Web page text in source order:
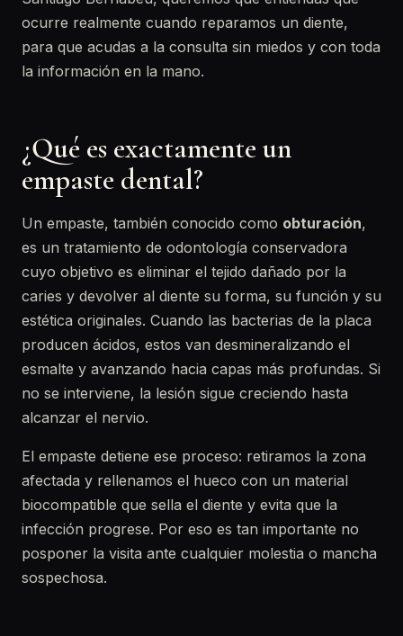
ocurre realmente cuando reparamos un diente,
para que acudas a la consulta sin miedos y con toda
la información en la mano.
¿Qué es exactamente un
empaste dental?
Un empaste, también conocido como obturación,
es un tratamiento de odontología conservadora
cuyo objetivo es eliminar el tejido dañado por la
caries y devolver al diente su forma, su función y su
estética originales. Cuando las bacterias de la placa
producen ácidos, estos van desmineralizando el
esmalte y avanzando hacia capas más profundas. Si
no se interviene, la lesión sigue creciendo hasta
alcanzar el nervio.
El empaste detiene ese proceso: retiramos la zona
afectada y rellenamos el hueco con un material
biocompatible que sella el diente y evita que la
infección progrese. Por eso es tan importante no
posponer la visita ante cualquier molestia o mancha
sospechosa.